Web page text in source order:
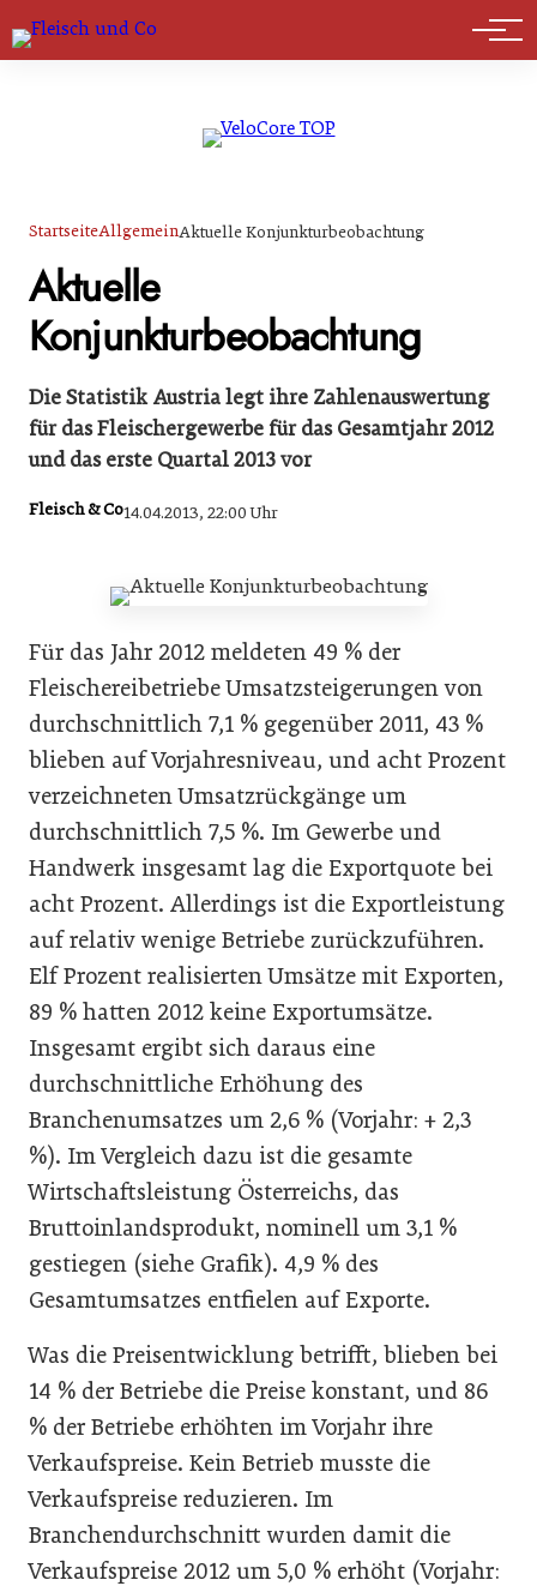
Marktführer
StartseiteAllgemeinAktuelle Konjunkturbeobachtung
Aktuelle
Konjunkturbeobachtung
Die Statistik Austria legt ihre Zahlenauswertung
für das Fleischergewerbe für das Gesamtjahr 2012
und das erste Quartal 2013 vor
Fleisch & Co14.04.2013, 22:00 Uhr
Für das Jahr 2012 meldeten 49 % der
Fleischereibetriebe Umsatzsteigerungen von
durchschnittlich 7,1 % gegenüber 2011, 43 %
blieben auf Vorjahresniveau, und acht Prozent
verzeichneten Umsatzrückgänge um
durchschnittlich 7,5 %. Im Gewerbe und
Handwerk insgesamt lag die Exportquote bei
acht Prozent. Allerdings ist die Exportleistung
auf relativ wenige Betriebe zurückzuführen.
Elf Prozent realisierten Umsätze mit Exporten,
89 % hatten 2012 keine Exportumsätze.
Insgesamt ergibt sich daraus eine
durchschnittliche Erhöhung des
Branchenumsatzes um 2,6 % (Vorjahr: + 2,3
%). Im Vergleich dazu ist die gesamte
Wirtschaftsleistung Österreichs, das
Bruttoinlandsprodukt, nominell um 3,1 %
gestiegen (siehe Grafik). 4,9 % des
Gesamtumsatzes entfielen auf Exporte.
Was die Preisentwicklung betrifft, blieben bei
14 % der Betriebe die Preise konstant, und 86
% der Betriebe erhöhten im Vorjahr ihre
Verkaufspreise. Kein Betrieb musste die
Verkaufspreise reduzieren. Im
Branchendurchschnitt wurden damit die
Verkaufspreise 2012 um 5,0 % erhöht (Vorjahr: